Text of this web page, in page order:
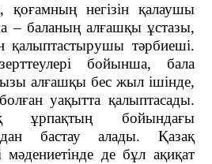
қоғамның негізін қалаушы
– баланың алғашқы ұстазы,
қалыптастырушы тәрбиеші.
бойынша, бала
алғашқы бес жыл ішінде,
уақытта қалыптасады.
ұрпақтың бойындағы
бастау алады. Қазақ
мәдениетінде де бұл ақиқат